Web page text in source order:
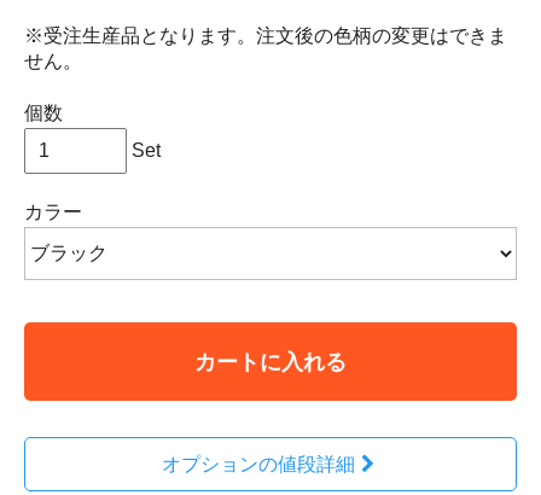
※受注生産品となります。注文後の色柄の変更はできま
せん。
個数
Set
カラー
カートに入れる
オプションの値段詳細